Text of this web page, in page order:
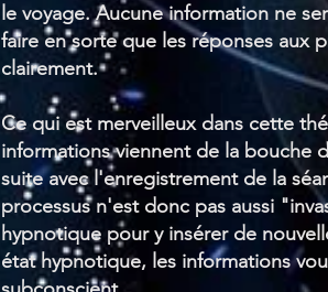
le voyage. Aucune information ne
faire en sorte que les réponses aux
clairement.
Ce qui est merveilleux dans cette
informations viennent de la bouche
suite avec l'enregistrement de la
processus n'est donc pas aussi
hypnotique pour y insérer de
état hypnotique, les informations